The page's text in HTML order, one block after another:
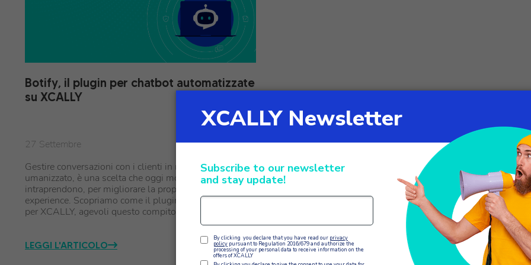
Botify, il plugin per chatbot automatizzate
su XCALLY
27 Settembre
Gestire conversazioni con i clienti in modo efficace e
umanizzato, è una scelta che oggi molte aziende
intraprendono, per migliorare la propria customer
experience. Scopriamo come il plugin Botify, sviluppato
per XCALLY, agevoli questo compito automatizzando…
LEGGI L'ARTICOLO